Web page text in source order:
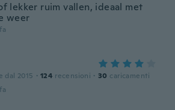
lekker ruim vallen, ideaal met
weer
dal 2015 · 124 recensioni · 30 caricamenti